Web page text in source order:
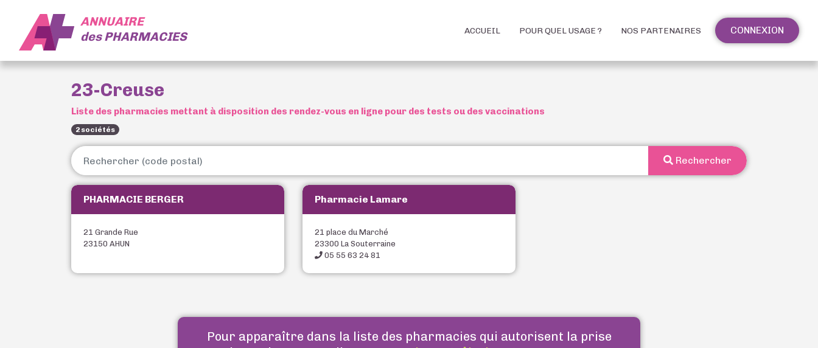
ANNUAIRE
desPHARMACIES ACCUEIL POUR QUEL USAGE ? NOS PARTENAIRES CONNEXION
23-Creuse
Liste des pharmacies mettant à disposition des rendez-vous en ligne pour des tests ou des vaccinations
2 sociétés
Rechercher
PHARMACIE BERGER
21 Grande Rue
23150 AHUN
Pharmacie Lamare
21 place du Marché
23300 La Souterraine
05 55 63 24 81
Pour apparaître dans la liste des pharmacies qui autorisent la prise